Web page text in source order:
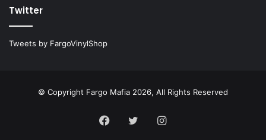
Mais le destin allait frapper de nouveau, forçant le
, également originaire de Charleston, était en train
groupe Susto allait devenir l’une des formations les plus
Twitter
Tweets by FargoVinylShop
© Copyright Fargo Mafia 2026, All Rights Reserved
Facebook
TwitterInstagram